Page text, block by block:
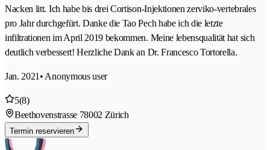
Nacken litt. Ich habe bis drei Cortison-Injektionen zerviko-vertebrales
pro Jahr durchgefürt. Danke die Tao Pech habe ich die letzte
infiltrationen im April 2019 bekommen. Meine lebensqualität hat sich
deutlich verbessert! Herzliche Dank an Dr. Francesco Tortorella.
Jan. 2021 • Anonymous user
5(8)
Beethovenstrasse 78002 Zürich
Termin reservieren